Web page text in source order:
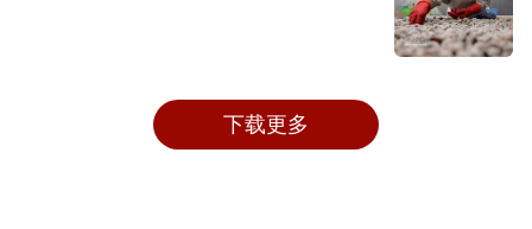
下载更多